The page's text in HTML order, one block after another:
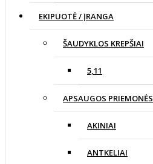
EKIPUOTĖ / ĮRANGA
ŠAUDYKLOS KREPŠIAI
5,11
APSAUGOS PRIEMONĖS
AKINIAI
ANTKELIAI